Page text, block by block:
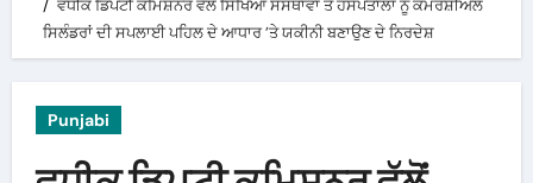
ਵਧੀਕ ਡਿਪਟੀ ਕਮਿਸ਼ਨਰ ਵੱਲੋਂ ਸਿੱਖਿਆ ਸੰਸਥਾਵਾਂ ਤੇ ਹਸਪਤਾਲਾਂ ਨੂੰ ਕਮਰਸ਼ੀਅਲ
ਸਿਲੰਡਰਾਂ ਦੀ ਸਪਲਾਈ ਪਹਿਲ ਦੇ ਆਧਾਰ ’ਤੇ ਯਕੀਨੀ ਬਣਾਉਣ ਦੇ ਨਿਰਦੇਸ਼
Punjabi